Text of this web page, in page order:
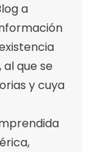
a
que se
y cuya